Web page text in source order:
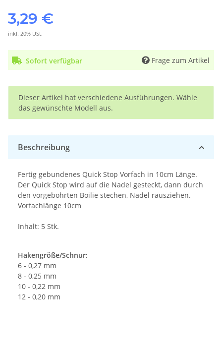
3,29 €
inkl. 20% USt.
Sofort verfügbar Frage zum Artikel
x
Dieser Artikel hat verschiedene Ausführungen. Wähle
das gewünschte Modell aus.
Beschreibung
Fertig gebundenes Quick Stop Vorfach in 10cm Länge.
Der Quick Stop wird auf die Nadel gesteckt, dann durch
den vorgebohrten Boilie stechen, Nadel rausziehen.
Vorfachlänge 10cm
Inhalt: 5 Stk.
Hakengröße/Schnur:
6 - 0,27 mm
8 - 0,25 mm
10 - 0,22 mm
12 - 0,20 mm